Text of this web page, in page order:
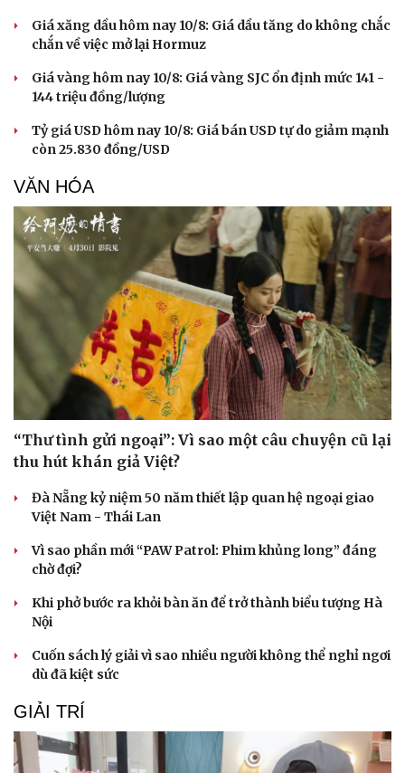
Văn hóa
Sân khấu - Điện ảnh
Văn học
Nghệ sĩ
Thời trang
Giá xăng dầu hôm nay 10/8: Giá dầu tăng do không chắc
chắn về việc mở lại Hormuz
Giá vàng hôm nay 10/8: Giá vàng SJC ổn định mức 141 -
144 triệu đồng/lượng
Tỷ giá USD hôm nay 10/8: Giá bán USD tự do giảm mạnh
còn 25.830 đồng/USD
VĂN HÓA
“Thư tình gửi ngoại”: Vì sao một câu chuyện cũ lại
thu hút khán giả Việt?
Đà Nẵng kỷ niệm 50 năm thiết lập quan hệ ngoại giao
Việt Nam - Thái Lan
Vì sao phần mới “PAW Patrol: Phim khủng long” đáng
chờ đợi?
Khi phở bước ra khỏi bàn ăn để trở thành biểu tượng Hà
Nội
Cuốn sách lý giải vì sao nhiều người không thể nghỉ ngơi
dù đã kiệt sức
GIẢI TRÍ